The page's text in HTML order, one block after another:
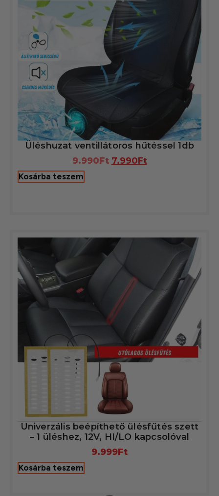
Üléshuzat ventillátoros hűtéssel 1db
9.990Ft 7.990Ft
Kosárba teszem
Univerzális beépíthető ülésfűtés szett
– 1 üléshez, 12V, HI/LO kapcsolóval
9.999Ft
Kosárba teszem